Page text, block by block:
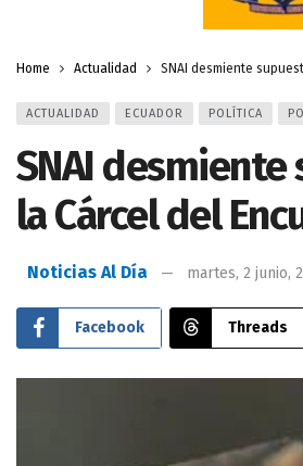
Home Actualidad SNAI desmiente
ACTUALIDAD ECUADOR POLÍTICA
SNAI
la Cárcel del
Noticias Al Día martes, 2 junio,
Facebook Threads